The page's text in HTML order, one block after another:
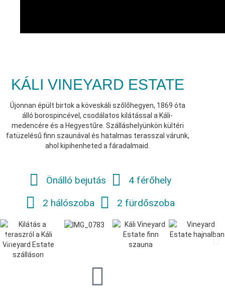
KÁLI VINEYARD ESTATE
Újonnan épült birtok a köveskáli szőlőhegyen, 1869 óta
álló borospincével, csodálatos kilátással a Káli-
medencére és a Hegyestűre. Szálláshelyünkön kültéri
fatüzelésű finn szaunával és hatalmas terasszal várunk,
ahol kipihenheted a fáradalmaid.
Önálló bejutás
4 férőhely
2 hálószoba
2 fürdőszoba